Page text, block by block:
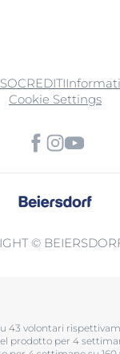
CREDITI
Cookie Settings
©
43 volontari
prodotto per 4